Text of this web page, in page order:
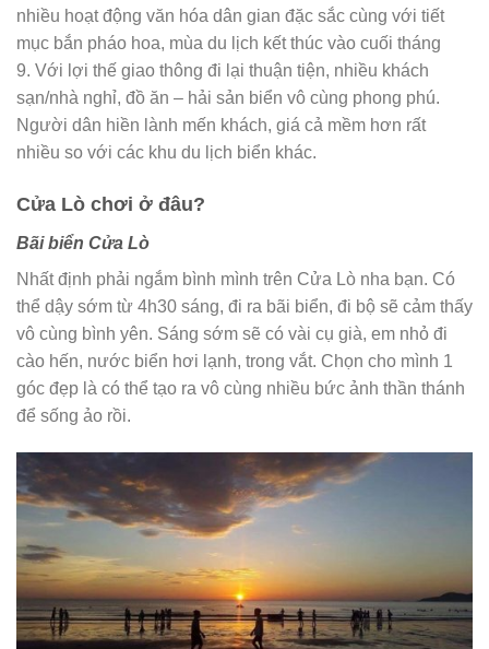
nhiều hoạt động văn hóa dân gian đặc sắc cùng với tiết
mục bắn pháo hoa, mùa du lịch kết thúc vào cuối tháng
9. Với lợi thế giao thông đi lại thuận tiện, nhiều khách
sạn/nhà nghỉ, đồ ăn – hải sản biển vô cùng phong phú.
Người dân hiền lành mến khách, giá cả mềm hơn rất
nhiều so với các khu du lịch biển khác.
Cửa Lò chơi ở đâu?
Bãi biển Cửa Lò
Nhất định phải ngắm bình mình trên Cửa Lò nha bạn. Có
thể dậy sớm từ 4h30 sáng, đi ra bãi biển, đi bộ sẽ cảm thấy
vô cùng bình yên. Sáng sớm sẽ có vài cụ già, em nhỏ đi
cào hến, nước biển hơi lạnh, trong vắt. Chọn cho mình 1
góc đẹp là có thể tạo ra vô cùng nhiều bức ảnh thần thánh
để sống ảo rồi.